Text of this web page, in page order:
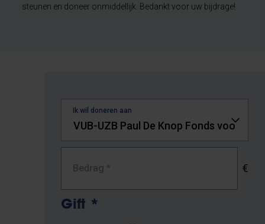
steunen en doneer onmiddellijk. Bedankt voor uw bijdrage!
Ik wil doneren aan
Bedrag * €
Gift *